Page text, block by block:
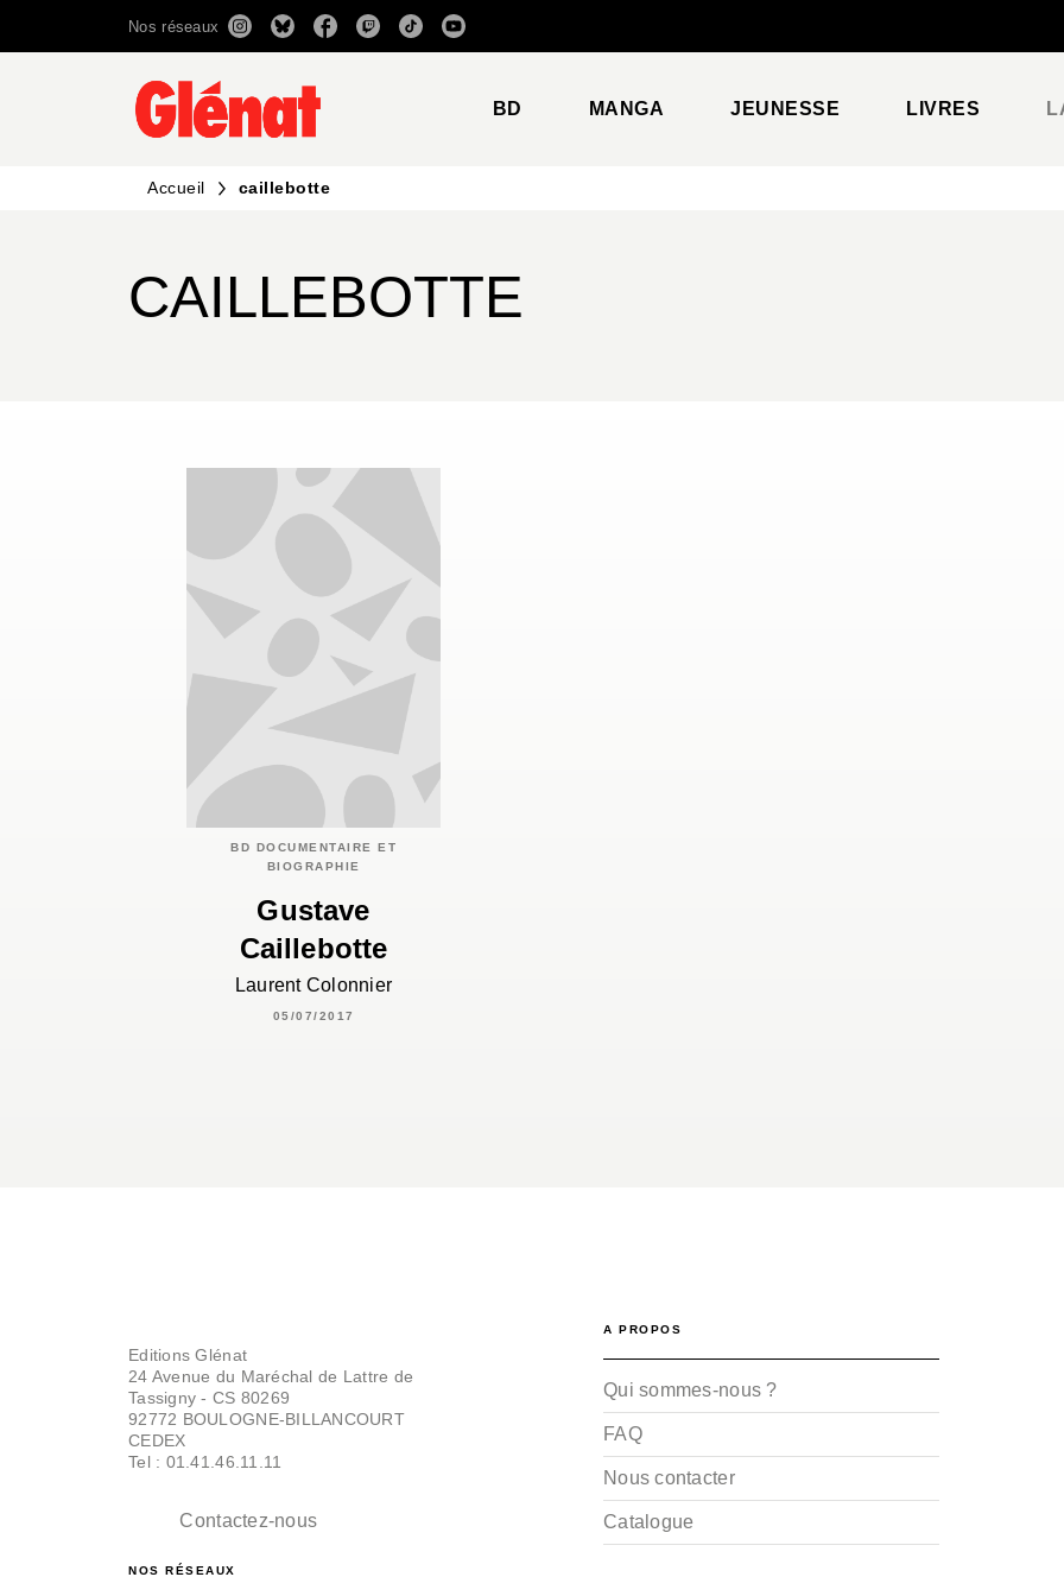
RECHERCHE CONTENU
Nos réseaux
BD MANGA JEUNESSE LIVRES
Accueil caillebotte
CAILLEBOTTE
BD DOCUMENTAIRE ET
BIOGRAPHIE
Gustave
Caillebotte
Laurent Colonnier
05/07/2017
Editions Glénat
24 Avenue du Maréchal de Lattre de
Tassigny - CS 80269
92772 BOULOGNE-BILLANCOURT
CEDEX
Tel : 01.41.46.11.11
Contactez-nous
NOS RÉSEAUX
A PROPOS
Qui sommes-nous ?
FAQ
Nous contacter
Catalogue